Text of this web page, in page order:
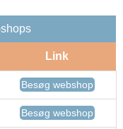
Link
Besøg webshop
Besøg webshop